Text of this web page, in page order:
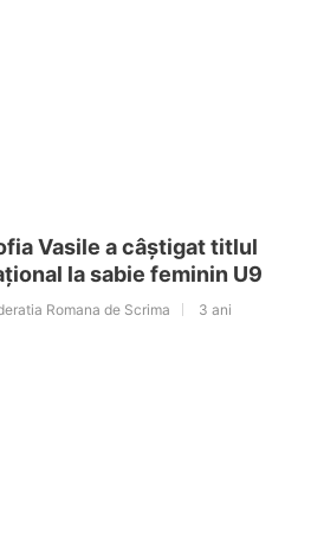
Vasile a câștigat titlul
la sabie feminin U9
Romana de Scrima 3 ani